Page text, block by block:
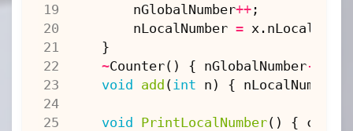
24
nGlobalNumber++;
nLocalNumber = x .
}
~Counter() { nGlobalNumber--
void add ( int n ) { nLocalNumber
void PrintLocalNumber() { cout